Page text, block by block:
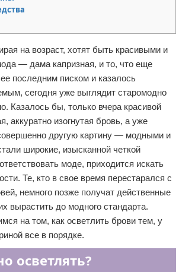
на возраст, хотят быть красивыми и
— дама капризная, и то, что еще
последним писком и казалось
сегодня уже выглядит старомодно
Казалось бы, только вчера красивой
аккуратно изогнутая бровь, а уже
другую картину — модными и
широкие, изысканной четкой
моде, приходится искать
Те, кто в свое время перестарался с
немного позже получат действенные
вырастить до модного стандарта.
на том, как осветлить брови тем, у
все в порядке.
осветлять?